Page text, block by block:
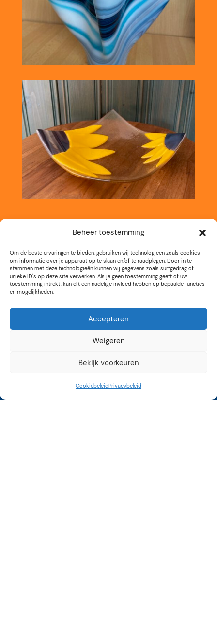
Beheer toestemming
Om de beste ervaringen te bieden, gebruiken wij technologieën zoals cookies
om informatie over je apparaat op te slaan en/of te raadplegen. Door in te
stemmen met deze technologieën kunnen wij gegevens zoals surfgedrag of
unieke ID's op deze site verwerken. Als je geen toestemming geeft of uw
toestemming intrekt, kan dit een nadelige invloed hebben op bepaalde functies
en mogelijkheden.
Accepteren
Weigeren
Bekijk voorkeuren
CookiebeleidPrivacybeleid
Kunstroute Aalsmeer
12 tot 17 uur
Op vele locaties in